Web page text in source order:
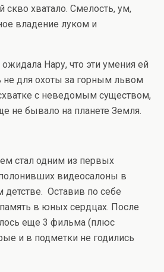
хватало. Смелость, ум,
владение луком и
ожидала Нару, что эти умения ей
не для охоты за горным львом
с неведомым существом,
не бывало на планете Земля.
стал одним из первых
видеосалоны в
Оставив по себе
в юных сердцах. После
еще 3 фильма (плюс
и в подметки не годились